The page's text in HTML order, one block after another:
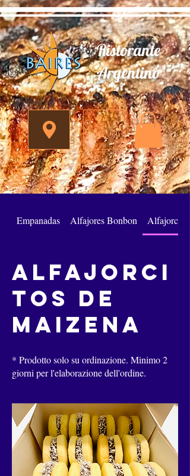
Ristorante
Argentino
ME
NU
Empanadas Alfajores Bonbon Alfajorcitos
Alfajorci
tos de
Maizena
* Prodotto solo su ordinazione. Minimo 2
giorni per l'elaborazione dell'ordine.